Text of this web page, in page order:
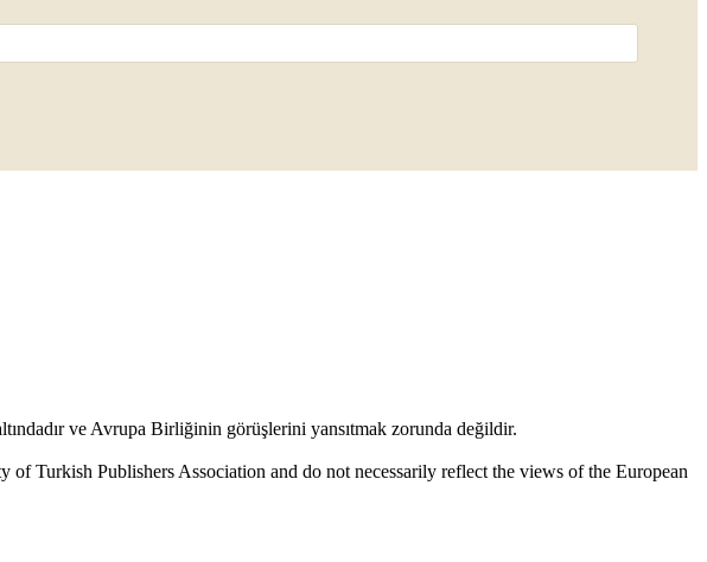
ve Avrupa Birliğinin görüşlerini yansıtmak zorunda değildir.
Turkish Publishers Association and do not necessarily reflect the views of the European